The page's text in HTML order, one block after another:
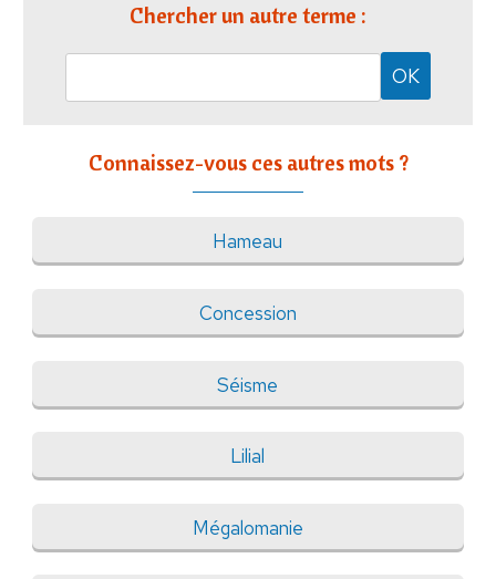
Chercher un autre terme :
Connaissez-vous ces autres mots ?
Hameau
Concession
Séisme
Lilial
Mégalomanie